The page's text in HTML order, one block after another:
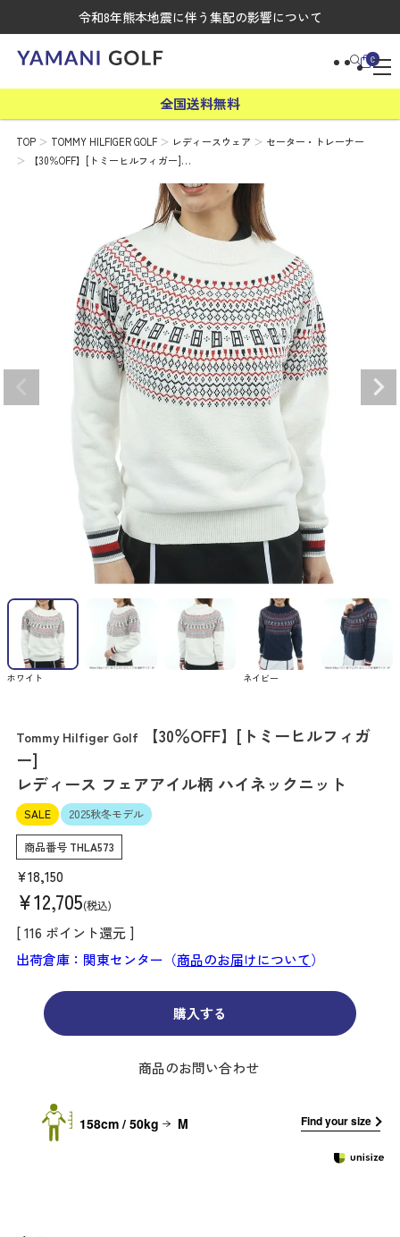
令和8年熊本地震に伴う集配の影響について
0
全国送料無料
TOP TOMMY HILFIGER GOLF レディースウェア
セーター・トレーナー
【30％OFF】[トミーヒルフィガー]…
ホワイト ネイビー
Tommy Hilfiger Golf
【30％OFF】[トミーヒルフィガ
ー]
レディース フェアアイル柄 ハイネックニット
SALE 2025秋冬モデル
商品番号 THLA573
¥18,150
¥12,705 税込
[116 ポイント還元 ]
出荷倉庫：関東センター（商品のお届けについて）
購入する
商品のお問い合わせ
158cm / 50kg M Find your size